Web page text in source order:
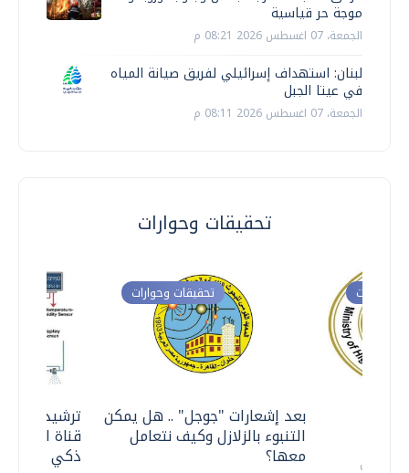
موجة حر قياسية
الجمعة، 07 اغسطس 2026 08:21 م
لبنان: استهداف إسرائيلي لفريق صيانة المياه
في عيتا الجبل
الجمعة، 07 اغسطس 2026 08:11 م
تحقيقات وحوارات
ترشيدا
قناة
ذكي
تحقيقات وحوارات
بعد إشعارات "جوجل" .. هل يمكن
التنبوء بالزلازل وكيف نتعامل
معها؟
وحوارات